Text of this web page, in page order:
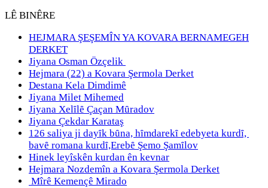
LÊ BINÊRE
HEJMARA ŞEŞEMÎN YA KOVARA BERNAMEGEH
DERKET
Jiyana Osman Özçelik
Hejmara (22) a Kovara Şermola Derket
Destana Kela Dimdimê
Jiyana Milet Mihemed
Jiyana Xelȋlȇ Çaçan Mȗradov
Jiyana Çekdar Karataş
126 saliya ji dayȋk bȗna, hȋmdarekȋ edebyeta kurdȋ,
bavȇ romana kurdȋ,Erebȇ Şemo Şamȋlov
Hinek leyîskên kurdan ên kevnar
Hejmara Nozdemîn a Kovara Şermola Derket
Mîrê Kemençê Mirado